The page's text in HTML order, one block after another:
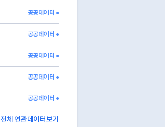
2025-02-27
공공데이터 ●
공공데이터 ●
공공데이터 ●
공공데이터 ●
공공데이터 ●
전체 연관데이터보기